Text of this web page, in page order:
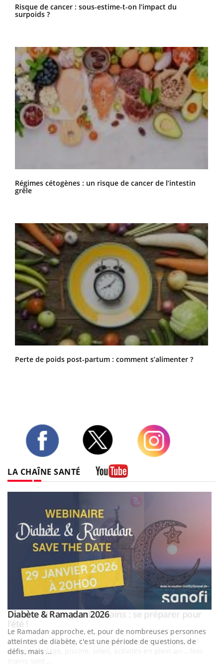
Risque de cancer : sous-estime-t-on l’impact du
surpoids ?
Régimes cétogènes : un risque de cancer de l’intestin
grêle
Perte de poids post-partum : comment s’alimenter ?
Facebook Twitter Instagram
LA CHAÎNE SANTÉ
Youtube